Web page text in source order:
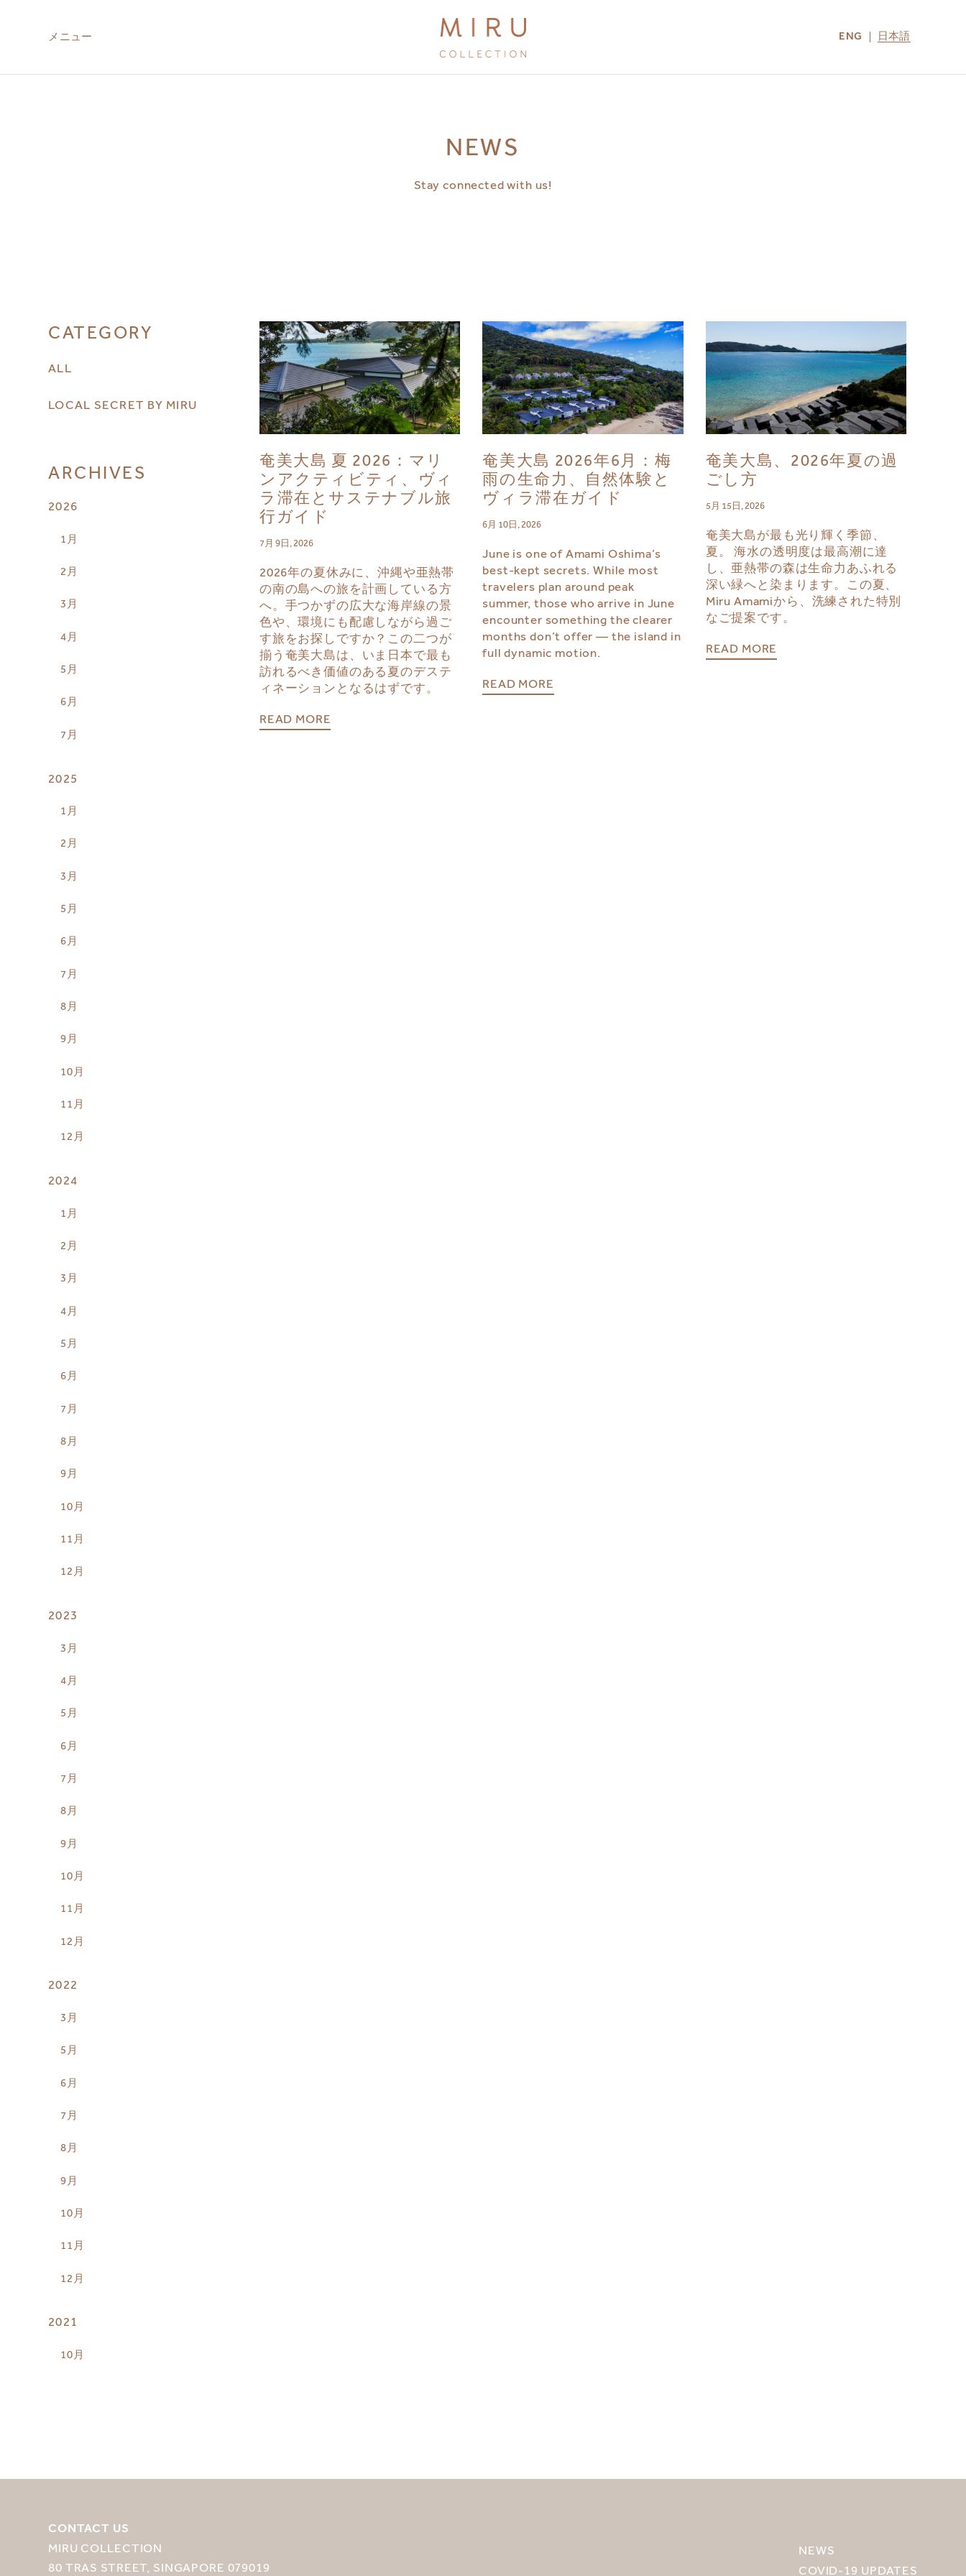
メニュー ENG 日本語
MIRU AMAMI
NEWS
Stay connected with us!
CATEGORY
ALL
LOCAL SECRET BY MIRU
ARCHIVES
2026
1月
2月
3月
4月
5月
6月
7月
2025
1月
2月
3月
5月
6月
7月
8月
9月
10月
11月
12月
2024
1月
2月
3月
4月
5月
6月
7月
8月
9月
10月
11月
12月
2023
3月
4月
5月
6月
7月
8月
9月
10月
11月
12月
2022
3月
5月
6月
7月
8月
9月
10月
11月
12月
2021
10月
奄美大島 夏 2026：マリ
ンアクティビティ、ヴィ
ラ滞在とサステナブル旅
行ガイド
7月 9日, 2026
2026年の夏休みに、沖縄や亜熱帯
の南の島への旅を計画している方
へ。手つかずの広大な海岸線の景
色や、環境にも配慮しながら過ご
す旅をお探しですか？この二つが
揃う奄美大島は、いま日本で最も
訪れるべき価値のある夏のデステ
ィネーションとなるはずです。
READ MORE
奄美大島 2026年6月：梅
雨の生命力、自然体験と
ヴィラ滞在ガイド
6月 10日, 2026
June is one of Amami Oshima’s
best-kept secrets. While most
travelers plan around peak
summer, those who arrive in June
encounter something the clearer
months don’t offer — the island in
full dynamic motion.
READ MORE
奄美大島、2026年夏の過
ごし方
5月 15日, 2026
奄美大島が最も光り輝く季節、
夏。 海水の透明度は最高潮に達
し、亜熱帯の森は生命力あふれる
深い緑へと染まります。この夏、
Miru Amamiから、洗練された特別
なご提案です。
READ MORE
CONTACT US
MIRU COLLECTION
80 TRAS STREET, SINGAPORE 079019
NEWS
COVID-19 UPDATES